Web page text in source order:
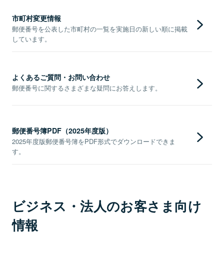
市町村変更情報
郵便番号を公表した市町村の一覧を実施日の新しい順に掲載
しています。
よくあるご質問・お問い合わせ
郵便番号に関するさまざまな疑問にお答えします。
郵便番号簿PDF（2025年度版）
2025年度版郵便番号簿をPDF形式でダウンロードできま
す。
ビジネス・法人のお客さま向け
情報